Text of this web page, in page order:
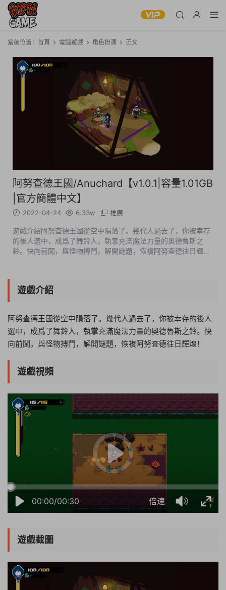
當前位置： 首頁 電腦遊戲 角色扮演 正文
阿努查德王國/Anuchard【v1.0.1|容量1.01GB
|官方簡體中文】
2022-04-24 6.33w 推廣
遊戲介紹阿努查德王國從空中隕落了。幾代人過去了，你被幸存
的後人選中，成爲了舞鈴人，執掌充滿魔法力量的奧德魯斯之
鈴。快向前闖，與怪物搏鬥，解開謎題，恢複阿努查德往日輝
遊戲介紹
阿努查德王國從空中隕落了。幾代人過去了，你被幸存的後人
選中，成爲了舞鈴人，執掌充滿魔法力量的奧德魯斯之鈴。快
向前闖，與怪物搏鬥，解開謎題，恢複阿努查德往日輝煌！
遊戲視頻
00:00/00:30 倍速
遊戲截圖